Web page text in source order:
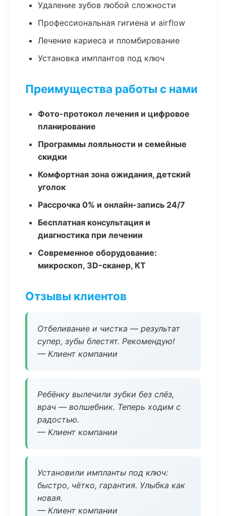
Удаление зубов любой сложности
Профессиональная гигиена и airflow
Лечение кариеса и пломбирование
Установка имплантов под ключ
Преимущества работы с нами
Фото-протокол лечения и цифровое
планирование
Программы лояльности и семейные
скидки
Комфортная зона ожидания, детский
уголок
Рассрочка 0% и онлайн-запись 24/7
Бесплатная консультация и
диагностика при лечении
Современное оборудование:
микроскоп, 3D-сканер, КТ
Отзывы клиентов
Отбеливание и чистка — результат
супер, зубы блестят. Рекомендую!
— Клиент компании
Ребёнку вылечили зубки без слёз,
врач — волшебник. Теперь ходим с
радостью.
— Клиент компании
Установили импланты под ключ:
быстро, чётко, гарантия. Улыбка как
новая.
— Клиент компании